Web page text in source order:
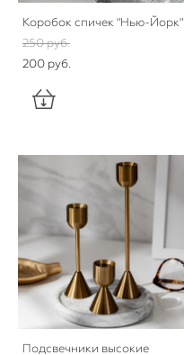
Коробок спичек "Нью-Йорк"
250 pуб.
200 pуб.
Подсвечники высокие